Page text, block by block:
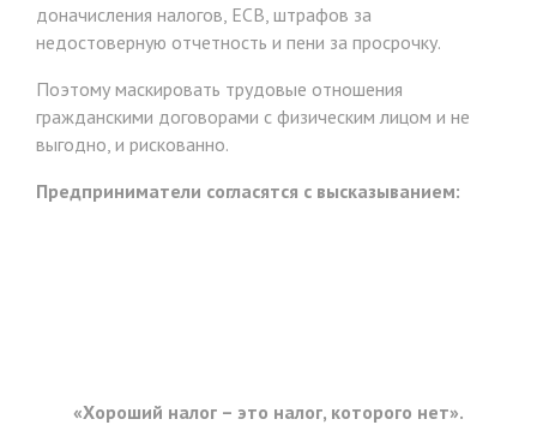
доначисления налогов, ЕСВ, штрафов за
недостоверную отчетность и пени за просрочку.
Поэтому маскировать трудовые отношения
гражданскими договорами с физическим лицом и не
выгодно, и рискованно.
Предприниматели согласятся с высказыванием:
«Хороший налог – это налог, которого нет».